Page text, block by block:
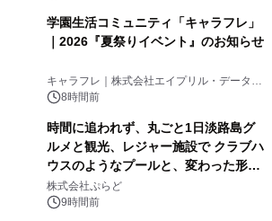
学園生活コミュニティ「キャラフレ」
｜2026『夏祭りイベント』のお知らせ
キャラフレ｜株式会社エイプリル・データ・
デザインズ
8時間前
時間に追われず、丸ごと1日淡路島グ
ルメと観光、レジャー施設で クラブハ
ウスのようなプールと、変わった形の
サウナも 「THE BOXY AWAJI」のお
得な素泊まり連泊プランで
株式会社ぷらど
9時間前